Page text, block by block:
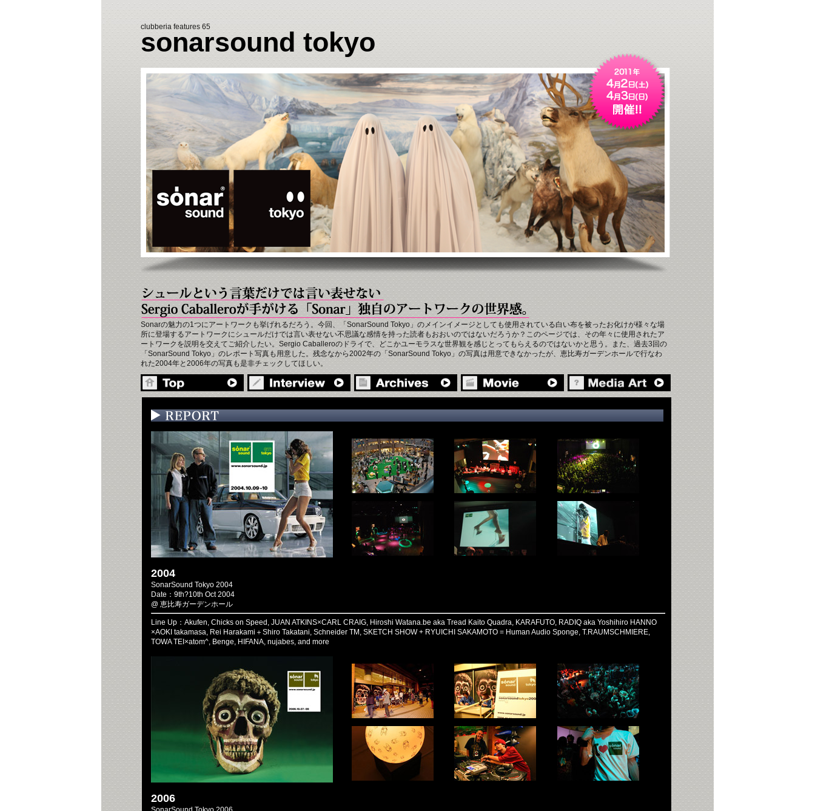
clubberia features 65
sonarsound tokyo
Sonarの魅力の1つにアートワークも挙げれるだろう。今回、「SonarSound Tokyo」のメインイメージとしても使用されている白い布を被ったお化けが様々な場
所に登場するアートワークにシュールだけでは言い表せない不思議な感情を持った読者もおおいのではないだろうか？このページでは、その年々に使用されたア
ートワークを説明を交えてご紹介したい。Sergio Caballeroのドライで、どこかユーモラスな世界観を感じとってもらえるのではないかと思う。また、過去3回の
「SonarSound Tokyo」のレポート写真も用意した。残念なから2002年の「SonarSound Tokyo」の写真は用意できなかったが、恵比寿ガーデンホールで行なわ
れた2004年と2006年の写真も是非チェックしてほしい。
2004
SonarSound Tokyo 2004
Date：9th?10th Oct 2004
@ 恵比寿ガーデンホール
Line Up：Akufen, Chicks on Speed, JUAN ATKINS×CARL CRAIG, Hiroshi Watana.be aka Tread Kaito Quadra, KARAFUTO, RADIQ aka Yoshihiro HANNO
×AOKI takamasa, Rei Harakami＋Shiro Takatani, Schneider TM, SKETCH SHOW + RYUICHI SAKAMOTO = Human Audio Sponge, T.RAUMSCHMIERE,
TOWA TEI×atom^, Benge, HIFANA, nujabes, and more
2006